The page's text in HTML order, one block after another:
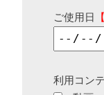
ご使用日
利用コン